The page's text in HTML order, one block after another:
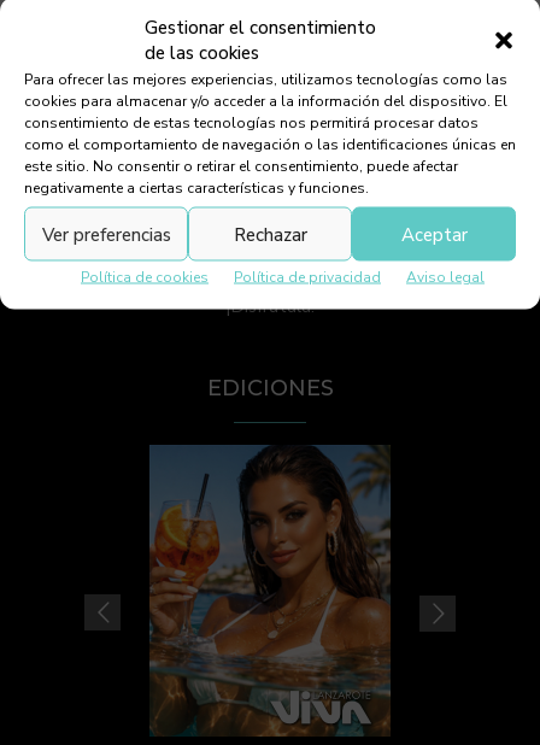
Gestionar el consentimiento
de las cookies
Para ofrecer las mejores experiencias, utilizamos tecnologías como las
cookies para almacenar y/o acceder a la información del dispositivo. El
consentimiento de estas tecnologías nos permitirá procesar datos
como el comportamiento de navegación o las identificaciones únicas en
este sitio. No consentir o retirar el consentimiento, puede afectar
negativamente a ciertas características y funciones.
Aceptar
Rechazar
Ver preferencias
Política de cookies Política de privacidad Aviso legal
Viva Lanzarote es la revista líder de Lanzarote. Bilingüe y
de alta calidad. Contamos con la mayor distribución y
número de ejemplares de Lanzarote. Impresa y digital
¡Disfrútala!
EDICIONES